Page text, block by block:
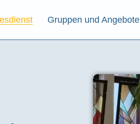
Gruppen und Angebote